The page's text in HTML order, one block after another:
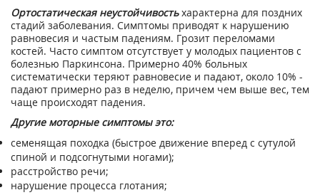
Ортостатическая неустойчивостьхарактерна для поздних
стадий заболевания. Симптомы приводят к нарушению
равновесия и частым падениям. Грозит переломами
костей. Часто симптом отсутствует у молодых пациентов с
болезнью Паркинсона. Примерно 40% больных
систематически теряют равновесие и падают, около 10% -
падают примерно раз в неделю, причем чем выше вес, тем
чаще происходят падения.
Другие моторные симптомы это:
семенящая походка (быстрое движение вперед с сутулой
спиной и подсогнутыми ногами);
расстройство речи;
нарушение процесса глотания;